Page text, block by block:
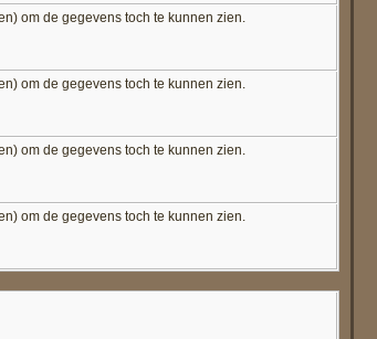
om de gegevens toch te kunnen zien.
om de gegevens toch te kunnen zien.
om de gegevens toch te kunnen zien.
om de gegevens toch te kunnen zien.